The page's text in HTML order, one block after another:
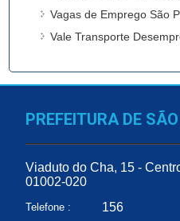
Vagas de Emprego São
Vale Transporte
PREFEITURA DE
Viaduto do Cha, 15 -
01002-020
Telefone : 156